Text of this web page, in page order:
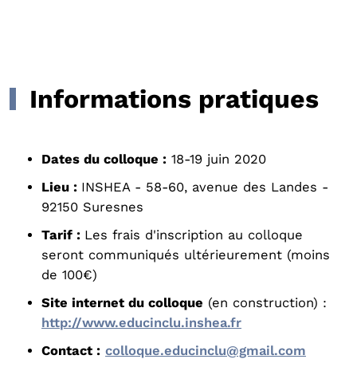
Informations pratiques
Dates du colloque : 18-19 juin 2020
Lieu : INSHEA - 58-60, avenue des Landes -
92150 Suresnes
Tarif : Les frais d'inscription au colloque
seront communiqués ultérieurement (moins
de 100€)
Site internet du colloque (en construction) :
http://www.educinclu.inshea.fr
Contact : colloque.educinclu@gmail.com